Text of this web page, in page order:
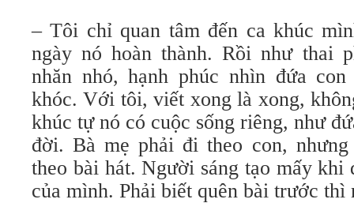
– Tôi chỉ quan tâm đến ca khúc
ngày nó hoàn thành. Rồi như thai
nhăn nhó, hạnh phúc nhìn đứa
khóc. Với tôi, viết xong là xong,
khúc tự nó có cuộc sống riêng, như
đời. Bà mẹ phải đi theo con,
theo bài hát. Người sáng tạo mấy khi
của mình. Phải biết quên bài trước